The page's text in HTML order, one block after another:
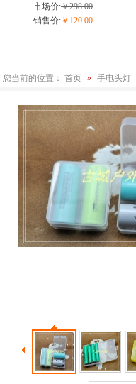
弓眼反曲球卡六股弹弓
市场价:￥298.00
销售价: ￥120.00
您当前的位置： 首页 » 手电头灯